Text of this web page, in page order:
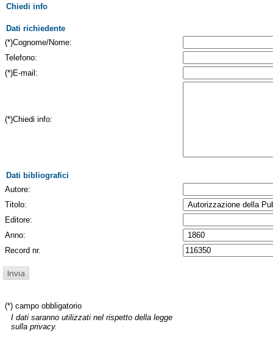
Chiedi info
Dati richiedente
(*)Cognome/Nome:
Telefono:
(*)E-mail:
(*)Chiedi info:
Dati bibliografici
Autore:
Titolo:
Editore:
Anno:
Record nr.
(*) campo obbligatorio
I dati saranno utilizzati nel rispetto della legge
sulla privacy.